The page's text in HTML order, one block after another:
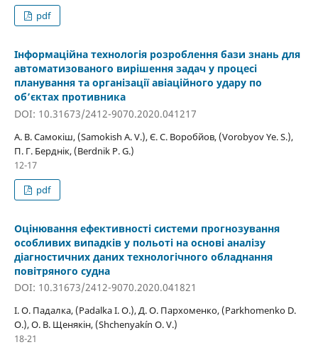
pdf
Інформаційна технологія розроблення бази знань для
автоматизованого вирішення задач у процесі
планування та організації авіаційного удару по
об’єктах противника
DOI: 10.31673/2412-9070.2020.041217
А. В. Самокіш, (Samokish A. V.), Є. С. Воробйов, (Vorobyov Ye. S.),
П. Г. Берднік, (Berdnik P. G.)
12-17
pdf
Оцінювання ефективності системи прогнозування
особливих випадків у польоті на основі аналізу
діагностичних даних технологічного обладнання
повітряного судна
DOI: 10.31673/2412-9070.2020.041821
І. О. Падалка, (Padalka I. O.), Д. О. Пархоменко, (Parkhomenko D.
O.), О. В. Щенякін, (Shchenyakín O. V.)
18-21